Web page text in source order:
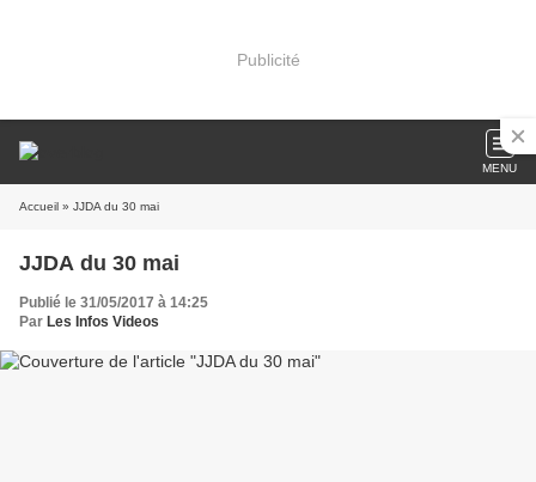
Publicité
MENU
Accueil » JJDA du 30 mai
JJDA du 30 mai
Publié le 31/05/2017 à 14:25
Par Les Infos Videos